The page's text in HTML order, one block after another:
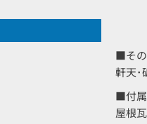
■そ
軒天･
■付
屋根